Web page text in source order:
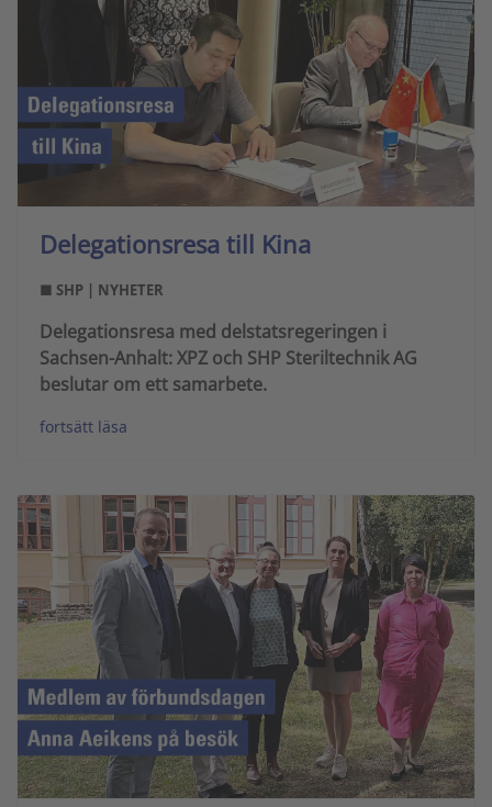
Delegationsresa till Kina
■ SHP | NYHETER
Delegationsresa med delstatsregeringen i
Sachsen-Anhalt: XPZ och SHP Steriltechnik AG
beslutar om ett samarbete.
fortsätt läsa